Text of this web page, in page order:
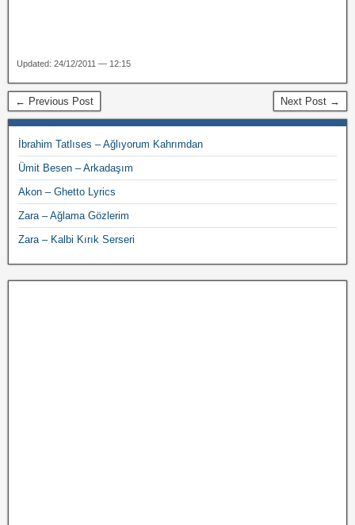
Updated: 24/12/2011 — 12:15
← Previous Post Next Post →
İbrahim Tatlıses – Ağlıyorum Kahrımdan
Ümit Besen – Arkadaşım
Akon – Ghetto Lyrics
Zara – Ağlama Gözlerim
Zara – Kalbi Kırık Serseri